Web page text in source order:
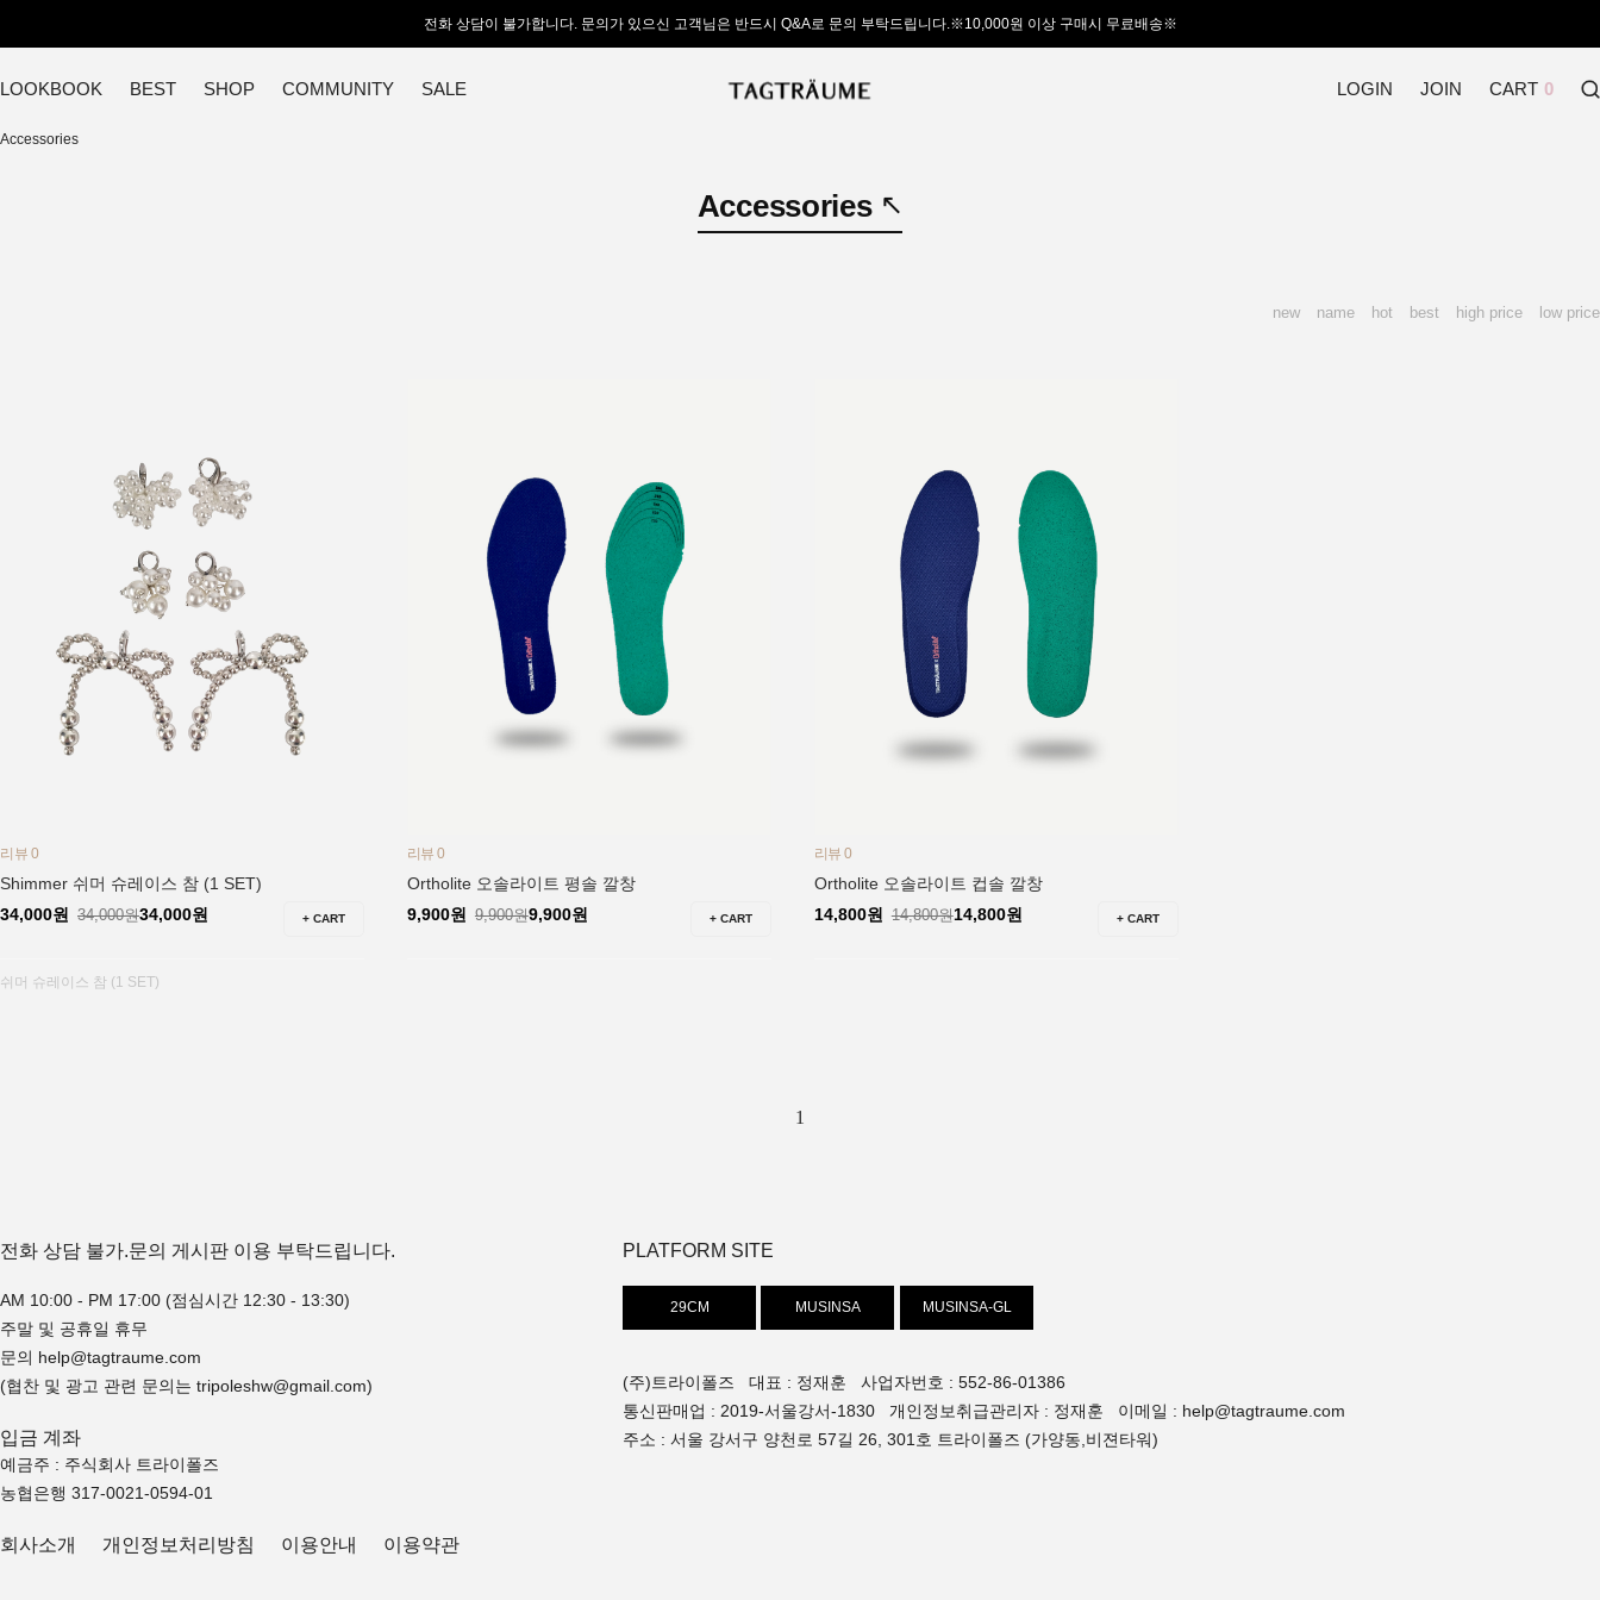
전화 상담이 불가합니다. 문의가 있으신 고객님은 반드시 Q&A로 문의 부탁드립니다.※10,000원 이상 구매시 무료배송※
LOOKBOOK BEST SHOP COMMUNITY SALE LOGIN JOIN CART 0
Accessories
Accessories
new name hot best high price low price
리뷰 0
Shimmer 쉬머 슈레이스 참 (1 SET)
34,000원
34,000원34,000원 + CART
쉬머 슈레이스 참 (1 SET)
리뷰 0
Ortholite 오솔라이트 평솔 깔창
9,900원
9,900원9,900원 + CART
리뷰 0
Ortholite 오솔라이트 컵솔 깔창
14,800원
14,800원14,800원 + CART
1
전화 상담 불가.문의 게시판 이용 부탁드립니다.
AM 10:00 - PM 17:00 (점심시간 12:30 - 13:30)
주말 및 공휴일 휴무
문의 help@tagtraume.com
(협찬 및 광고 관련 문의는 tripoleshw@gmail.com)
입금 계좌
예금주 : 주식회사 트라이폴즈
농협은행 317-0021-0594-01
회사소개 개인정보처리방침 이용안내 이용약관
PLATFORM SITE
29CM MUSINSA MUSINSA-GL
(주)트라이폴즈 대표 : 정재훈 사업자번호 : 552-86-01386
통신판매업 : 2019-서울강서-1830 개인정보취급관리자 : 정재훈 이메일 : help@tagtraume.com
주소 : 서울 강서구 양천로 57길 26, 301호 트라이폴즈 (가양동,비젼타워)